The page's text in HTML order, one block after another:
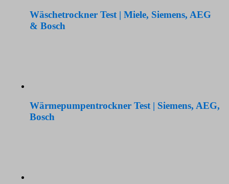
Wäschetrockner Test | Miele, Siemens, AEG
& Bosch
Wärmepumpentrockner Test | Siemens, AEG,
Bosch